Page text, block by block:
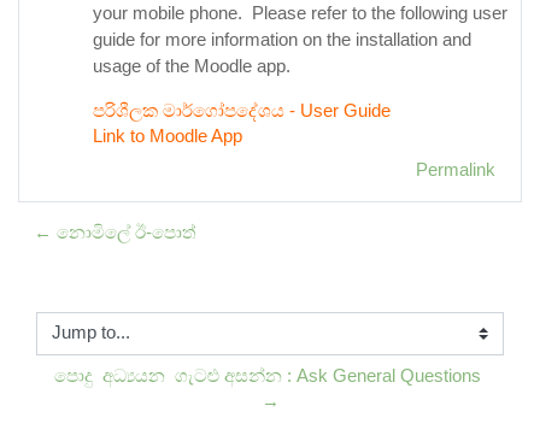
your mobile phone. Please refer to the following user
guide for more information on the installation and
usage of the Moodle app.
පරිශීලක මාර්ගෝපදේශය - User Guide
Link to Moodle App
Permalink
← නොමිලේ ඊ-පොත්
Jump to...
පොදු  අධ්‍යයන  ගැටළු අසන්න : Ask General Questions
→